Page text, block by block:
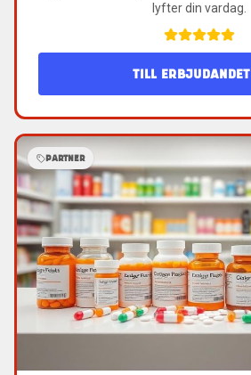
lyfter din vardag.
TILL ERBJUDANDET
PARTNER